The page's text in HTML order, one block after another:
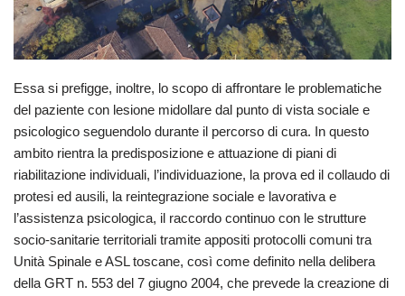
Essa si prefigge, inoltre, lo scopo di affrontare le problematiche
del paziente con lesione midollare dal punto di vista sociale e
psicologico seguendolo durante il percorso di cura. In questo
ambito rientra la predisposizione e attuazione di piani di
riabilitazione individuali, l’individuazione, la prova ed il collaudo di
protesi ed ausili, la reintegrazione sociale e lavorativa e
l’assistenza psicologica, il raccordo continuo con le strutture
socio-sanitarie territoriali tramite appositi protocolli comuni tra
Unità Spinale e ASL toscane, così come definito nella delibera
della GRT n. 553 del 7 giugno 2004, che prevede la creazione di